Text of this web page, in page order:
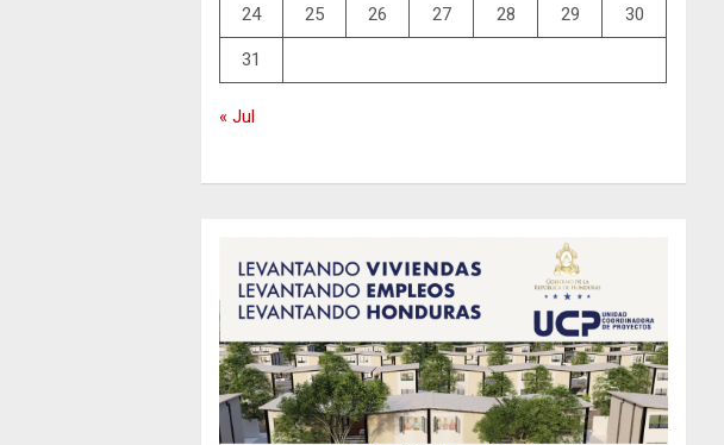
24 25 26 27 28 29 30
31
« Jul